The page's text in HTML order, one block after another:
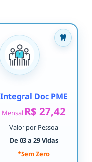
Integral Doc PME
Mensal R$ 27,42
Valor por Pessoa
De 03 a 29 Vidas
*Sem Zero